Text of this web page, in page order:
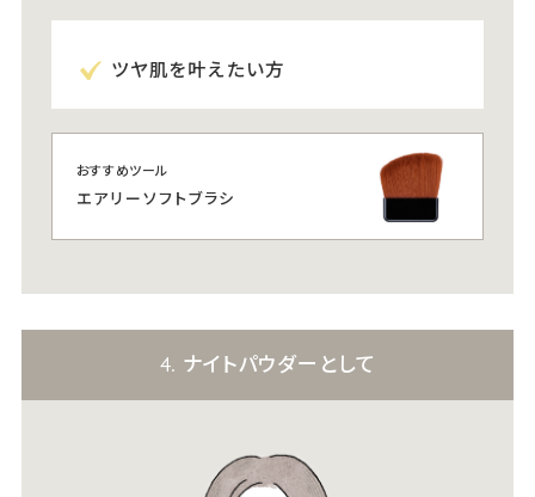
ツヤ肌を叶えたい方
おすすめツール
エアリーソフトブラシ
4. ナイトパウダーとして